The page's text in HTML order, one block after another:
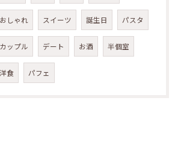
おしゃれ スイーツ 誕生日 パスタ
カップル デート お酒 半個室
洋食 パフェ